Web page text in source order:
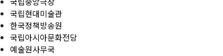
국립현대미술관
한국정책방송원
국립아시아문화전당
예술원사무국